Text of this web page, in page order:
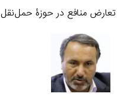
منافع در حوزۀ حمل‌نقل